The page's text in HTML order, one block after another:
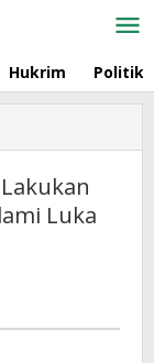
Hukrim Politik
Luka